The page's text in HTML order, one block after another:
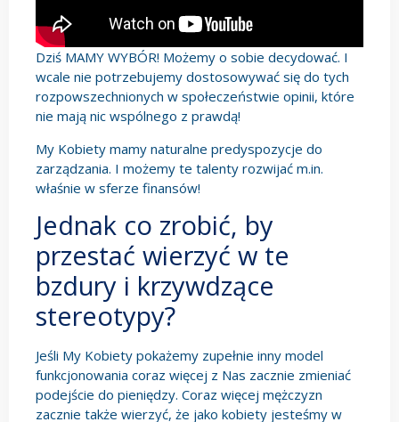
Dziś MAMY WYBÓR! Możemy o sobie decydować. I
wcale nie potrzebujemy dostosowywać się do tych
rozpowszechnionych w społeczeństwie opinii, które
nie mają nic wspólnego z prawdą!
My Kobiety mamy naturalne predyspozycje do
zarządzania. I możemy te talenty rozwijać m.in.
właśnie w sferze finansów!
Jednak co zrobić, by
przestać wierzyć w te
bzdury i krzywdzące
stereotypy?
Jeśli My Kobiety pokażemy zupełnie inny model
funkcjonowania coraz więcej z Nas zacznie zmieniać
podejście do pieniędzy. Coraz więcej mężczyzn
zacznie także wierzyć, że jako kobiety jesteśmy w